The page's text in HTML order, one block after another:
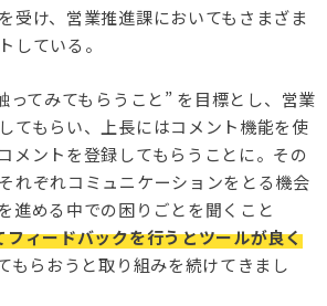
受け、営業推進課においてもさまざま
している。
ってみてもらうこと” を目標とし、営業
てもらい、上長にはコメント機能を使
メントを登録してもらうことに。その
れぞれコミュニケーションをとる機会
進める中での困りごとを聞くこと
フィードバックを行うとツールが良く
もらおうと取り組みを続けてきまし